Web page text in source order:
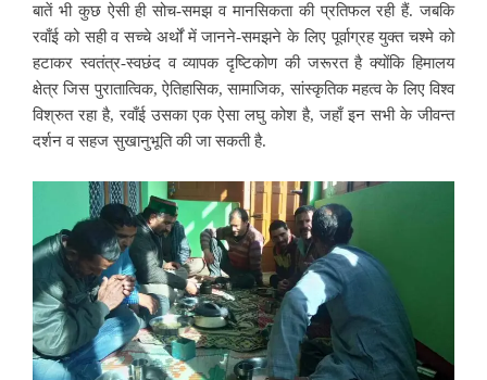
बातें भी कुछ ऐसी ही सोच-समझ व मानसिकता की प्रतिफल रही हैं. जबकि
रवाँई को सही व सच्चे अर्थों में जानने-समझने के लिए पूर्वाग्रह युक्त चश्मे को
हटाकर स्वतंत्र-स्वछंद व व्यापक दृष्टिकोण की जरूरत है क्योंकि हिमालय
क्षेत्र जिस पुरातात्विक, ऐतिहासिक, सामाजिक, सांस्कृतिक महत्व के लिए विश्व
विश्रुत रहा है, रवाँई उसका एक ऐसा लघु कोश है, जहाँ इन सभी के जीवन्त
दर्शन व सहज सुखानुभूति की जा सकती है.